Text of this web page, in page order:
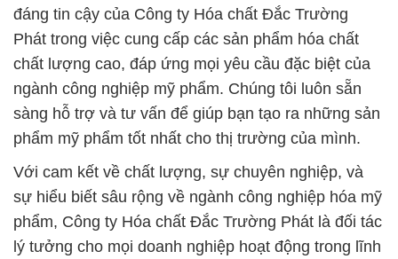
đáng tin cậy của Công ty Hóa chất Đắc Trường
Phát trong việc cung cấp các sản phẩm hóa chất
chất lượng cao, đáp ứng mọi yêu cầu đặc biệt của
ngành công nghiệp mỹ phẩm. Chúng tôi luôn sẵn
sàng hỗ trợ và tư vấn để giúp bạn tạo ra những sản
phẩm mỹ phẩm tốt nhất cho thị trường của mình.
Với cam kết về chất lượng, sự chuyên nghiệp, và
sự hiểu biết sâu rộng về ngành công nghiệp hóa mỹ
phẩm, Công ty Hóa chất Đắc Trường Phát là đối tác
lý tưởng cho mọi doanh nghiệp hoạt động trong lĩnh